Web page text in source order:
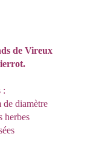
de Vireux
:
de diamètre
herbes